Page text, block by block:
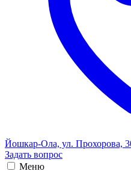
Йошкар-Ола, ул. Прохорова,
Задать вопрос
Меню